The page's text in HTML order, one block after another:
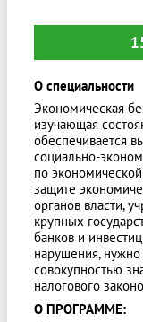
О специальности
Экономическая
изучающая
обеспечивается
социально-
по
защите
органов власти,
крупных
банков и
нарушения,
совокупностью
налогового
О ПРОГРАММЕ: